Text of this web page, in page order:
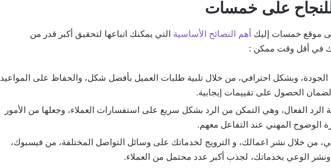
على خمسات
موقع خمسات إليك أهم النصائح الأساسية التي يمكنك اتباعها لتحقيق أكبر قدر من
في أقل وقت ممكن :
وبشكل احترافي، من خلال تلبية طلبات العميل بأفضل شكل، والحفاظ على المواعيد
لضمان الحصول على تقييمات إيجابية.
الرد الفعال، وهي التمكن من الرد بشكل سريع على استفسارات العملاء، وجعلها من الأمور
الوضوح المهني عند التفاعل معهم.
من خلال نشر اعمالك، و الترويج لخدماتك على وسائل التواصل المختلفة، من فيسبوك،
ونشر الوعي بخدماتك، لجذب أكبر عدد محتمل من العملاء.